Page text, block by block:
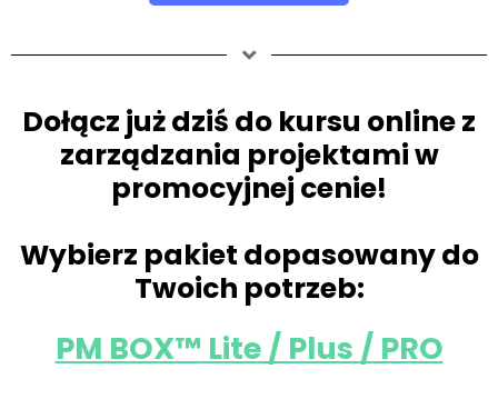
Dołącz już dziś do kursu online z
zarządzania projektami w
promocyjnej cenie!
Wybierz pakiet dopasowany do
Twoich potrzeb:
PM BOX™ Lite / Plus / PRO